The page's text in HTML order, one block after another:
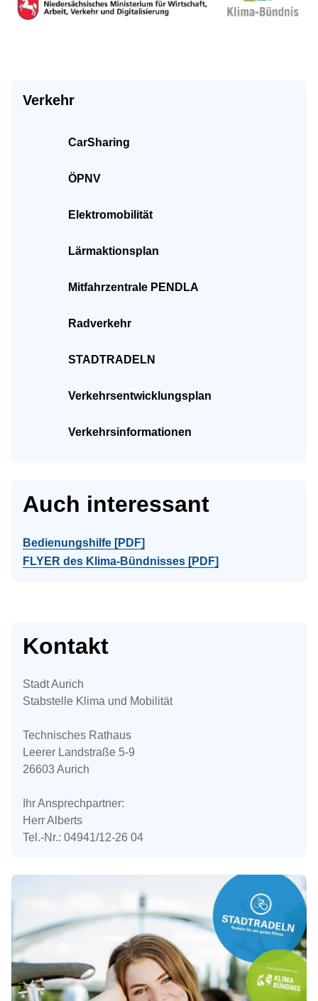
Verkehr
CarSharing
ÖPNV
Elektromobilität
Lärmaktionsplan
Mitfahrzentrale PENDLA
Radverkehr
STADTRADELN
Verkehrsentwicklungsplan
Verkehrsinformationen
Auch interessant
Bedienungshilfe [PDF]
FLYER des Klima-Bündnisses [PDF]
Kontakt
Stadt Aurich
Stabstelle Klima und Mobilität
Technisches Rathaus
Leerer Landstraße 5-9
26603 Aurich
Ihr Ansprechpartner:
Herr Alberts
Tel.-Nr.: 04941/12-26 04